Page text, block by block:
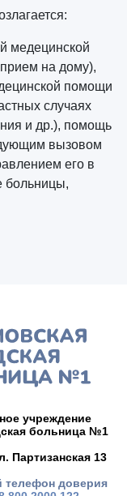
медецинской
на дому),
помощи
случаях
и др.), помощь
вызовом
его в
больницы,
учреждение
больница №1
Партизанская 13
телефон доверия